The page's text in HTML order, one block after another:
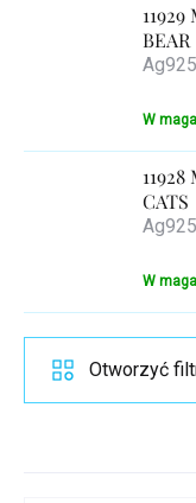
BEAR
W
CATS
W
Otworzyć